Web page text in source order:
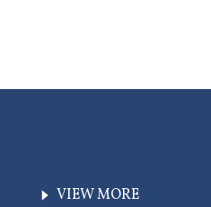
VIEW MORE